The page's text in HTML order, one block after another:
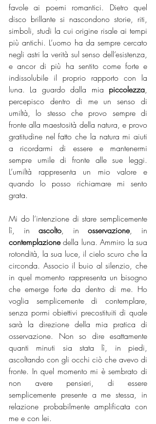
favole ai poemi romantici. Dietro quel
disco brillante si nascondono storie, riti,
simboli, studi la cui origine risale ai tempi
più antichi. L’uomo ha da sempre cercato
negli astri la verità sul senso dell’esistenza,
e ancor di più ha sentito come forte e
indissolubile il proprio rapporto con la
luna. La guardo dalla mia piccolezza,
percepisco dentro di me un senso di
umiltà, lo stesso che provo sempre di
fronte alla maestosità della natura, e provo
gratitudine nel fatto che la natura mi aiuti
a ricordarmi di essere e mantenermi
sempre umile di fronte alle sue leggi.
L’umiltà rappresenta un mio valore e
quando lo posso richiamare mi sento
grata.
Mi do l’intenzione di stare semplicemente
lì, in ascolto, in osservazione
contemplazione della luna. Ammiro la sua
rotondità, la sua luce, il cielo scuro che la
circonda. Associo il buio al silenzio, che
in quel momento rappresenta un bisogno
che emerge forte da dentro di me. Ho
voglia semplicemente di contemplare,
senza pormi obiettivi precostituiti di quale
sarà la direzione della mia pratica di
osservazione. Non so dire esattamente
quanti minuti sia stata lì, in piedi,
ascoltando con gli occhi ciò che avevo di
fronte. In quel momento mi è sembrato di
non avere pensieri, di essere
semplicemente presente a me stessa, in
relazione probabilmente amplificata con
me e con lei.